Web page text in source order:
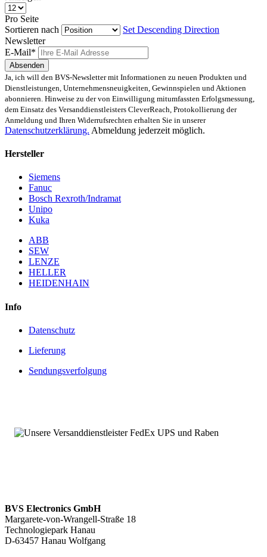
Pro Seite
Sortieren nach
Set Descending Direction
Newsletter
E-Mail*
Absenden
Ja, ich will den BVS-Newsletter mit Informationen zu neuen Produkten und
Dienstleistungen, Unternehmensneuigkeiten, Gewinnspielen und Aktionen
abonnieren. Hinweise zu der von Einwilligung mitumfassten Erfolgsmessung,
dem Einsatz des Versanddienstleisters CleverReach, Protokollierung der
Anmeldung und Ihren Widerrufsrechten erhalten Sie in unserer
Datenschutzerklärung. Abmeldung jederzeit möglich.
Hersteller
Siemens
Fanuc
Bosch Rexroth/Indramat
Unipo
Kuka
ABB
SEW
LENZE
HELLER
HEIDENHAIN
Info
Datenschutz
Lieferung
Sendungsverfolgung
BVS Electronics GmbH
Margarete-von-Wrangell-Straße 18
Technologiepark Hanau
D-63457 Hanau Wolfgang